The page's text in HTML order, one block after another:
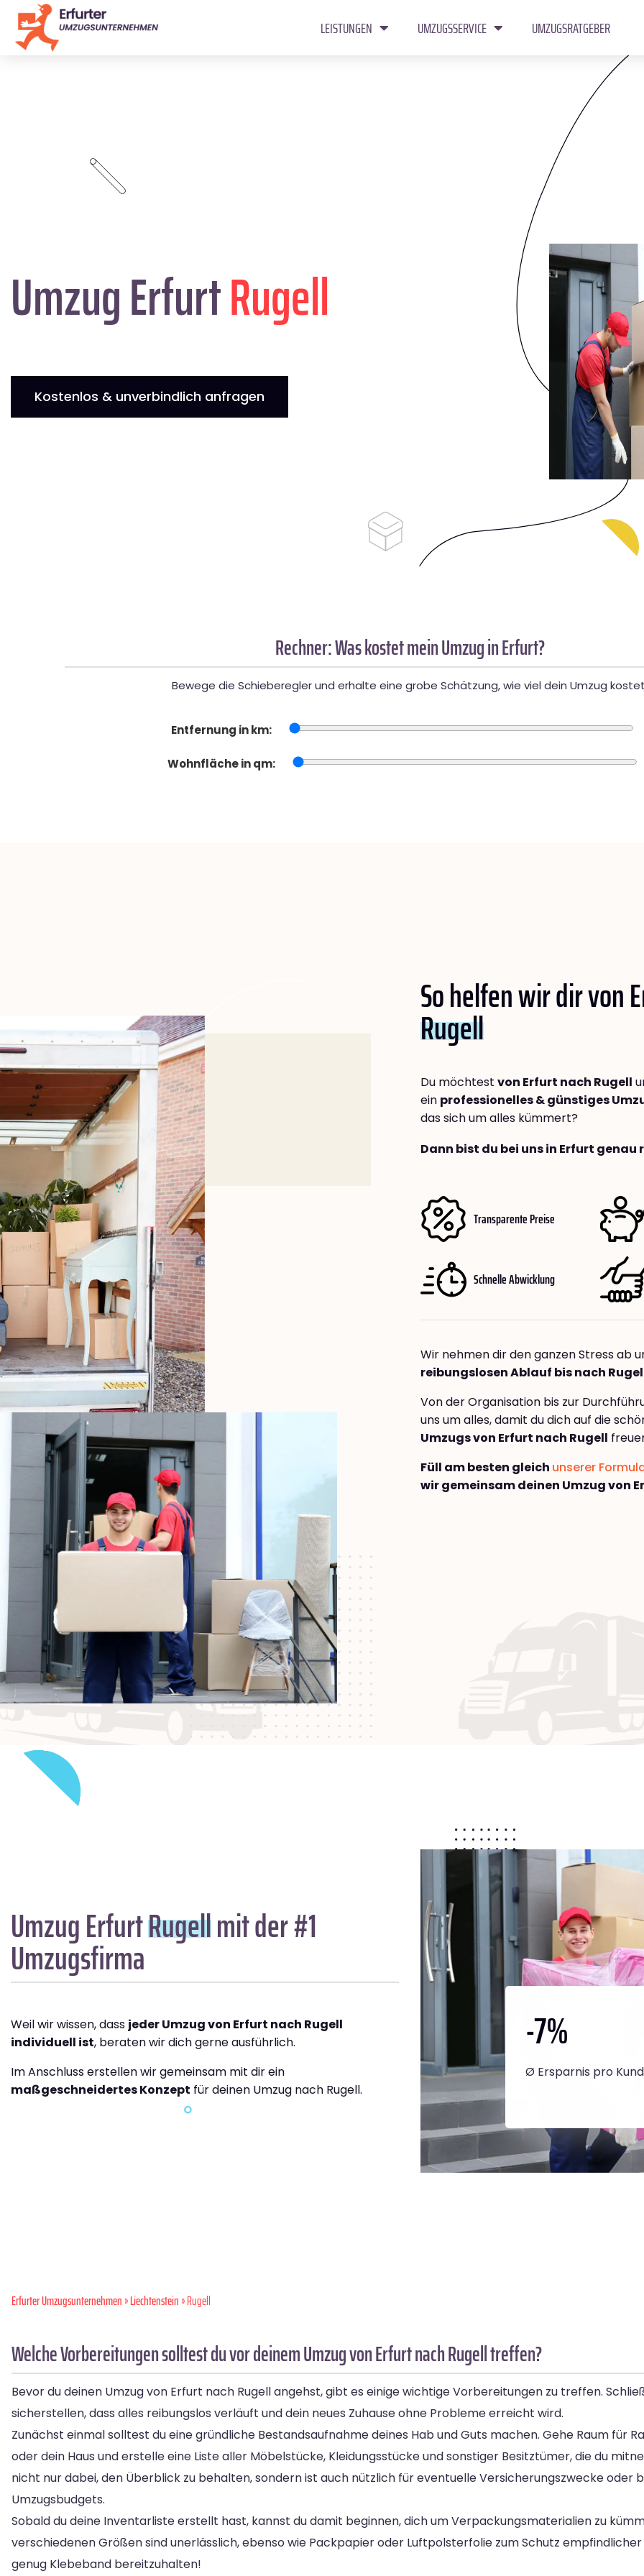
LEISTUNGEN UMZUGSSERVICE UMZUGSRATGEBER
Umzug ErfurtRugell
Kostenlos & unverbindlich anfragen
Rechner: Was kostet mein Umzug in Erfurt?
Bewege die Schieberegler und erhalte eine grobe Schätzung, wie viel dein Umzug
Entfernung in km:
Wohnfläche in qm:
So helfen wir dir von
Rugell
Du möchtest von Erfurt nach Rugell
ein professionelles & günstiges
das sich um alles kümmert?
Dann bist du bei uns in Erfurt
Transparente Preise
Schnelle Abwicklung
Wir nehmen dir den ganzen Stress ab
reibungslosen Ablauf bis nach
Von der Organisation bis zur
uns um alles, damit du dich auf die
Umzugs von Erfurt nach Rugell
Füll am besten gleich unserer
wir gemeinsam deinen Umzug von
Umzug ErfurtRugellmit der #1
Umzugsfirma
Weil wir wissen, dass jeder Umzug von Erfurt nach Rugell
individuell ist, beraten wir dich gerne ausführlich.
Im Anschluss erstellen wir gemeinsam mit dir ein
maßgeschneidertes Konzept für deinen Umzug nach Rugell.
-7%
Ø Ersparnis pro
Erfurter Umzugsunternehmen»Liechtenstein» Rugell
Welche Vorbereitungen solltest du vor deinem Umzug von Erfurt nach Rugell treffen?
Bevor du deinen Umzug von Erfurt nach Rugell angehst, gibt es einige wichtige Vorbereitungen zu treffen.
sicherstellen, dass alles reibungslos verläuft und dein neues Zuhause ohne Probleme erreicht wird.
Zunächst einmal solltest du eine gründliche Bestandsaufnahme deines Hab und Guts machen. Gehe Raum für
oder dein Haus und erstelle eine Liste aller Möbelstücke, Kleidungsstücke und sonstiger Besitztümer, die du
nicht nur dabei, den Überblick zu behalten, sondern ist auch nützlich für eventuelle Versicherungszwecke oder
Umzugsbudgets.
Sobald du deine Inventarliste erstellt hast, kannst du damit beginnen, dich um Verpackungsmaterialien zu
verschiedenen Größen sind unerlässlich, ebenso wie Packpapier oder Luftpolsterfolie zum Schutz
genug Klebeband bereitzuhalten!